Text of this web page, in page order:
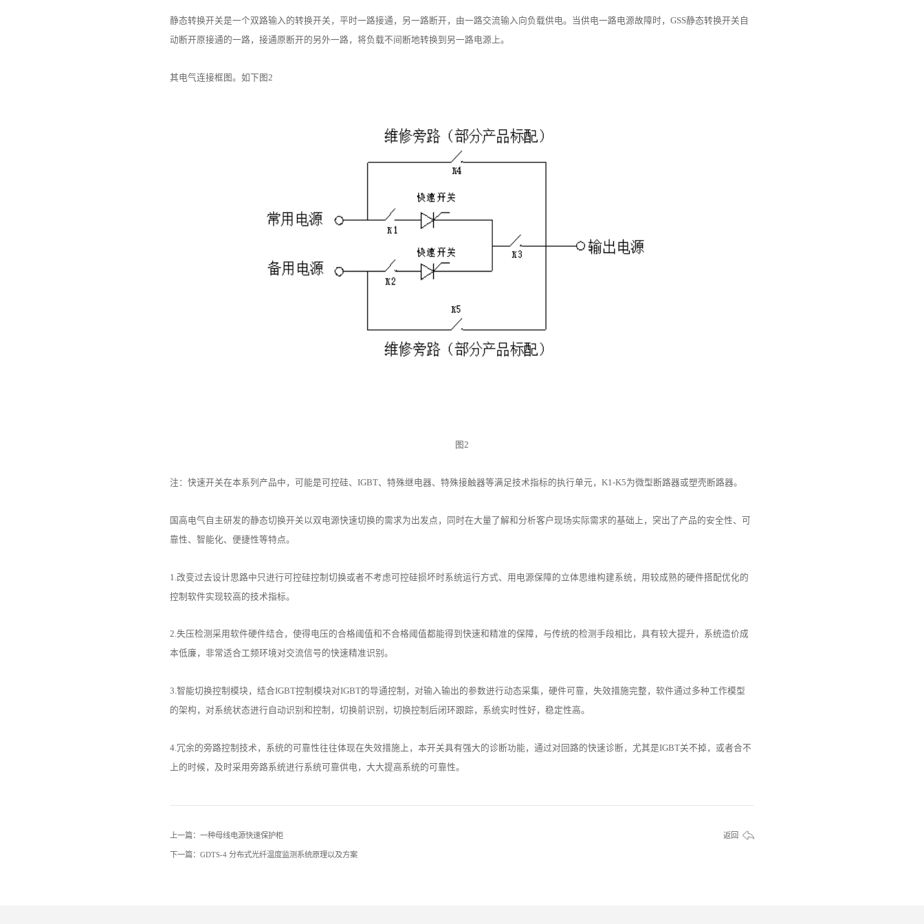
静态转换开关是一个双路输入的转换开关，平时一路接通，另一路断开，由一路交流输入向负载供电。当供电一路电源故障时，GSS静态转换开关自
动断开原接通的一路，接通原断开的另外一路，将负载不间断地转换到另一路电源上。
其电气连接框图。如下图2
图2
注：快速开关在本系列产品中，可能是可控硅、IGBT、特殊继电器、特殊接触器等满足技术指标的执行单元，K1-K5为微型断路器或塑壳断路器。
国高电气自主研发的静态切换开关以双电源快速切换的需求为出发点，同时在大量了解和分析客户现场实际需求的基础上，突出了产品的安全性、可
靠性、智能化、便捷性等特点。
1.改变过去设计思路中只进行可控硅控制切换或者不考虑可控硅损坏时系统运行方式、用电源保障的立体思维构建系统，用较成熟的硬件搭配优化的
控制软件实现较高的技术指标。
2.失压检测采用软件硬件结合，使得电压的合格阈值和不合格阈值都能得到快速和精准的保障，与传统的检测手段相比，具有较大提升，系统造价成
本低廉，非常适合工频环境对交流信号的快速精准识别。
3.智能切换控制模块，结合IGBT控制模块对IGBT的导通控制，对输入输出的参数进行动态采集，硬件可靠，失效措施完整，软件通过多种工作模型
的架构，对系统状态进行自动识别和控制，切换前识别，切换控制后闭环跟踪，系统实时性好，稳定性高。
4.冗余的旁路控制技术，系统的可靠性往往体现在失效措施上，本开关具有强大的诊断功能，通过对回路的快速诊断，尤其是IGBT关不掉，或者合不
上的时候，及时采用旁路系统进行系统可靠供电，大大提高系统的可靠性。
返回
上一篇：一种母线电源快速保护柜
下一篇：GDTS-4 分布式光纤温度监测系统原理以及方案